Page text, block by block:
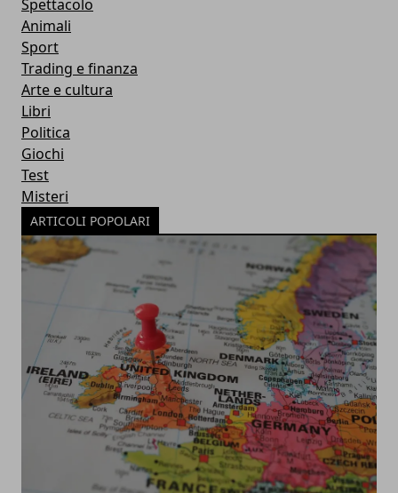
Spettacolo
Animali
Sport
Trading e finanza
Arte e cultura
Libri
Politica
Giochi
Test
Misteri
ARTICOLI POPOLARI